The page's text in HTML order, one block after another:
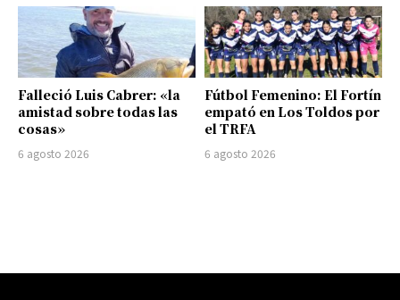
Falleció Luis Cabrer: «la
amistad sobre todas las
cosas»
6 agosto 2026
Fútbol Femenino: El Fortín
empató en Los Toldos por
el TRFA
6 agosto 2026